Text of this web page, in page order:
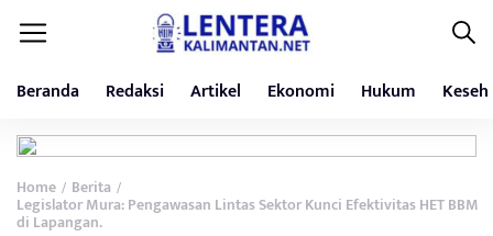
Beranda Redaksi Artikel Ekonomi Hukum
Home / Berita /
Legislator Mura: Pengawasan Lintas Sektor Kunci Efektivitas HET BBM
di Lapangan.